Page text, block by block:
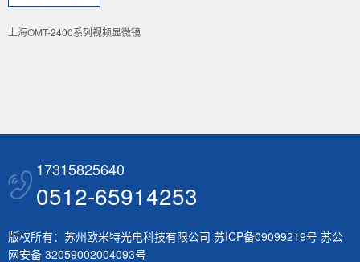
上海OMT-2400系列视频显微镜
17315825640
0512-65914253
版权所有：苏州欧米特光电科技有限公司 苏ICP备09099219号 苏公
网安备 32059002004093号